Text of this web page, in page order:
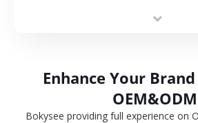
Enhance Your
OEM&ODM
Bokysee providing full experience on